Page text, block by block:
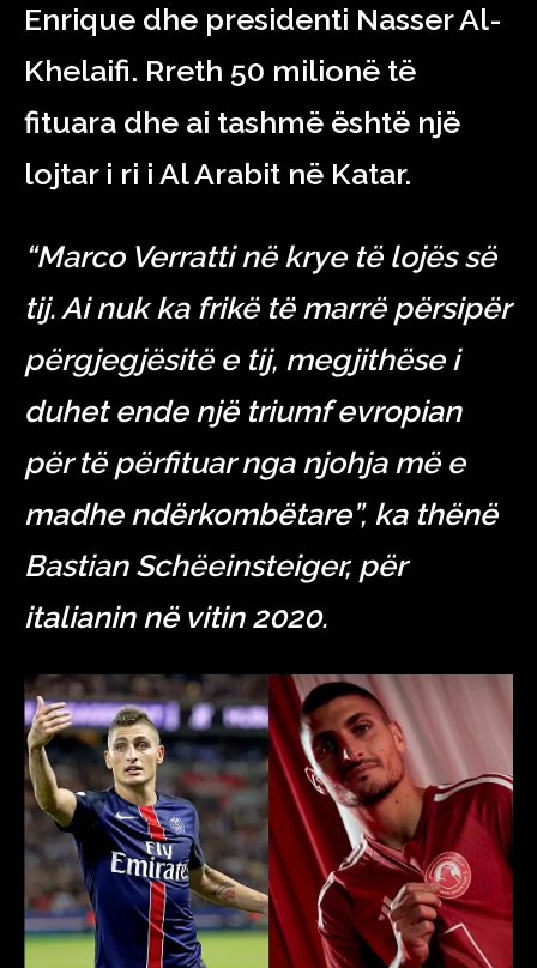
Enrique dhe presidenti Nasser Al-
Khelaifi. Rreth 50 milionë të
fituara dhe ai tashmë është një
lojtar i ri i Al Arabit në Katar.
“Marco Verratti në krye të lojës së
tij. Ai nuk ka frikë të marrë përsipër
përgjegjësitë e tij, megjithëse i
duhet ende një triumf evropian
për të përfituar nga njohja më e
madhe ndërkombëtare”, ka thënë
Bastian Schëeinsteiger, për
italianin në vitin 2020.